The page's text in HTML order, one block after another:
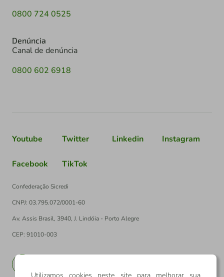
0800 724 0525
Denúncia
Canal de denúncia
0800 602 6918
Youtube Twitter Linkedin Instagram
Facebook TikTok
Confederação Sicredi
CNPJ: 03.795.072/0001-60
Av. Assis Brasil, 3940, J. Lindóia - Porto Alegre
CEP: 91010-003